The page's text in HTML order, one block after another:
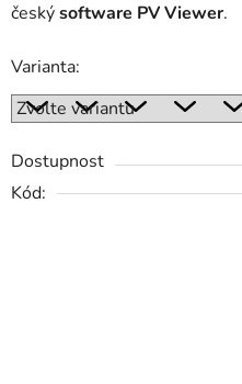
českýsoftware PV Viewer.
Varianta:
Dostupnost
Kód: